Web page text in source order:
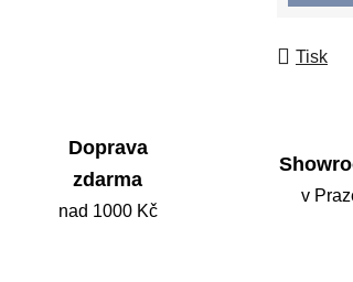
Tisk
Doprava
zdarma
nad 1000 Kč
v